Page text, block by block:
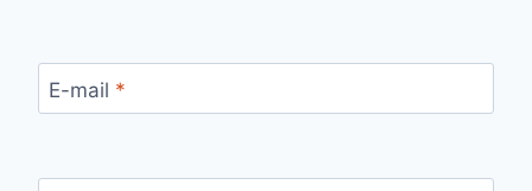
E-mail *